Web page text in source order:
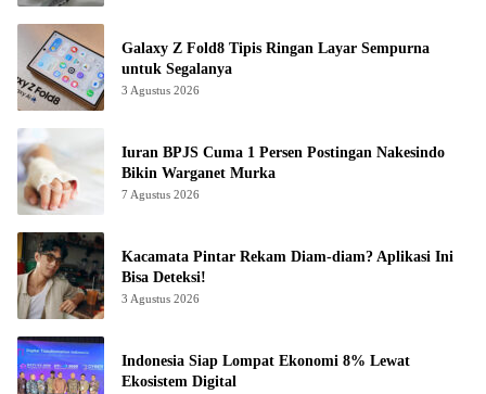
Galaxy Z Fold8 Tipis Ringan Layar Sempurna
untuk Segalanya
3 Agustus 2026
Iuran BPJS Cuma 1 Persen Postingan Nakesindo
Bikin Warganet Murka
7 Agustus 2026
Kacamata Pintar Rekam Diam-diam? Aplikasi Ini
Bisa Deteksi!
3 Agustus 2026
Indonesia Siap Lompat Ekonomi 8% Lewat
Ekosistem Digital